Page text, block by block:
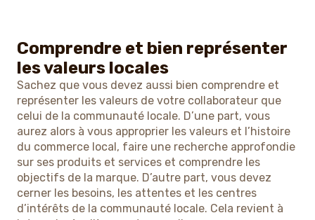
Comprendre et bien représenter
les valeurs locales
Sachez que vous devez aussi bien comprendre et
représenter les valeurs de votre collaborateur que
celui de la communauté locale. D’une part, vous
aurez alors à vous approprier les valeurs et l’histoire
du commerce local, faire une recherche approfondie
sur ses produits et services et comprendre les
objectifs de la marque. D’autre part, vous devez
cerner les besoins, les attentes et les centres
d’intérêts de la communauté locale. Cela revient à